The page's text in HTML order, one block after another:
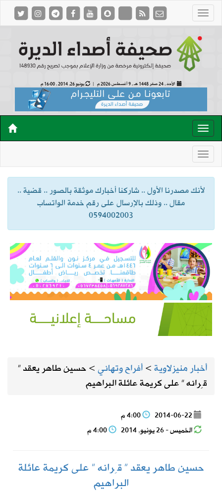
الأحد , 24 صفر 1448 هـ , 9 أغسطس 2026 م | يونيو 26, 2014 , 16:00 م
لأنك مصدرنا الأول .. شاركنا أخبارك موثقة بالصور .. قضية ..
مقال .. وذلك بالإرسال على رقم خدمة الواتساب
0594002003
أخبار منيزلاوية>أفراح وتهاني>حسين طاهر يعقد ”
قِرانه ” على كريمة عائلة البراهيم
2014-06-22
الخميس - 26 يونيو, 2014
حسين طاهر يعقد ” قِرانه ” على كريمة عائلة
البراهيم